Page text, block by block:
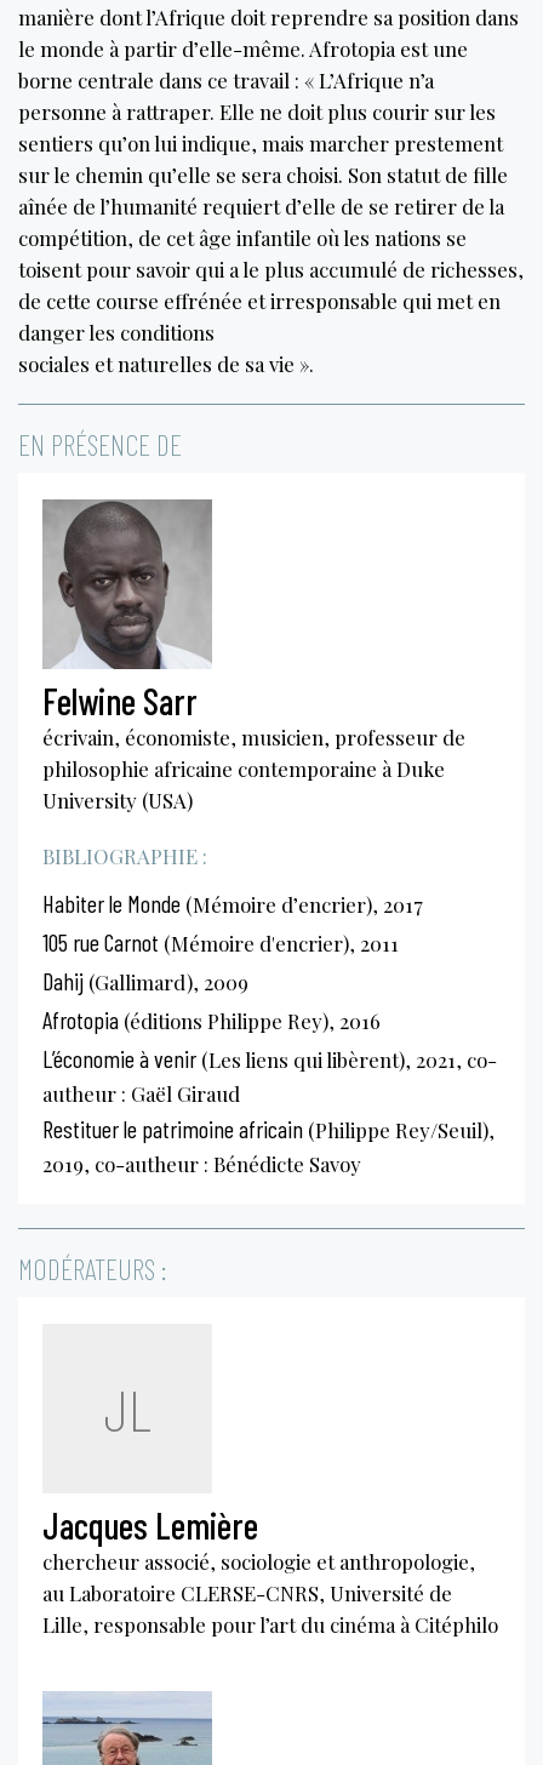
manière dont l’Afrique doit reprendre sa position dans
le monde à partir d’elle-même. Afrotopia est une
borne centrale dans ce travail : « L’Afrique n’a
personne à rattraper. Elle ne doit plus courir sur les
sentiers qu’on lui indique, mais marcher prestement
sur le chemin qu’elle se sera choisi. Son statut de fille
aînée de l’humanité requiert d’elle de se retirer de la
compétition, de cet âge infantile où les nations se
toisent pour savoir qui a le plus accumulé de richesses,
de cette course effrénée et irresponsable qui met en
danger les conditions
sociales et naturelles de sa vie ».
EN PRÉSENCE DE
Felwine Sarr
écrivain, économiste, musicien, professeur de
philosophie africaine contemporaine à Duke
University (USA)
BIBLIOGRAPHIE :
Habiter le Monde (Mémoire d’encrier), 2017
105 rue Carnot (Mémoire d'encrier), 2011
Dahij (Gallimard), 2009
Afrotopia (éditions Philippe Rey), 2016
L’économie à venir (Les liens qui libèrent), 2021, co-
autheur : Gaël Giraud
Restituer le patrimoine africain (Philippe Rey/Seuil),
2019, co-autheur : Bénédicte Savoy
MODÉRATEURS :
JL
Jacques Lemière
chercheur associé, sociologie et anthropologie,
au Laboratoire CLERSE-CNRS, Université de
Lille, responsable pour l’art du cinéma à Citéphilo